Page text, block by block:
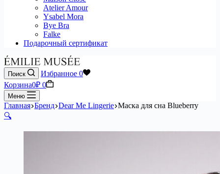
Atelier Amour
Ysabel Mora
Bye Bra
Falke
Подарочный сертификат
Поиск Избранное 0
Корзина0₽ 0
Меню
Главная Бренд Dear Me Lingerie Маска для сна Blueberry
🔍